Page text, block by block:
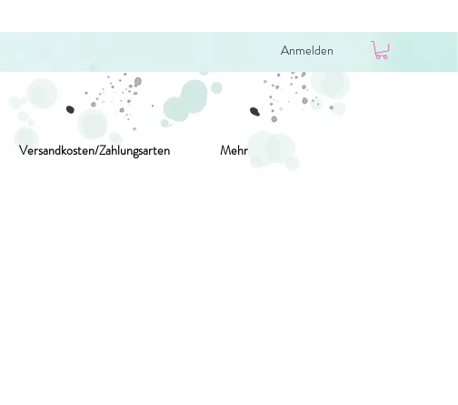
Anmelden
Versandkosten/Zahlungsarten Mehr